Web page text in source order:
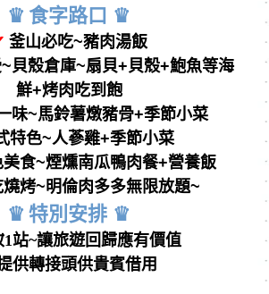
♛ 食字路⼝ ♛
釜山必吃~豬肉湯飯
~ 貝殼倉庫~扇貝+ 貝殼+鮑魚等海
鮮+烤肉吃到飽
味~馬鈴薯燉豬骨+季節小菜
特色~人蔘雞+季節小菜
食~煙燻南瓜鴨肉餐+營養飯
烤~明倫肉多多無限放題~
♛ 特別安排 ♛
1站~讓旅遊回歸應有價值
供轉接頭供貴賓借用